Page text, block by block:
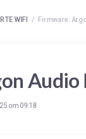
WIFI / Firmware:
Audio
om 09:18